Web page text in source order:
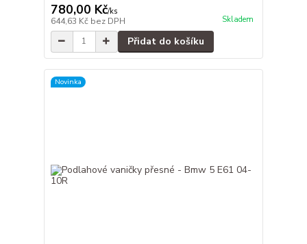
780,00 Kč/ks
644,63 Kč bez DPH Skladem
Přidat do košíku
Novinka